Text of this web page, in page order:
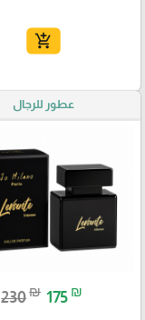
add_shopping_cart
عطور للرجال
230₪ 175 ₪